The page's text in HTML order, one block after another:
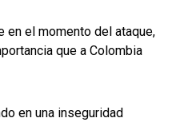
en el momento del ataque,
que a Colombia
en una inseguridad